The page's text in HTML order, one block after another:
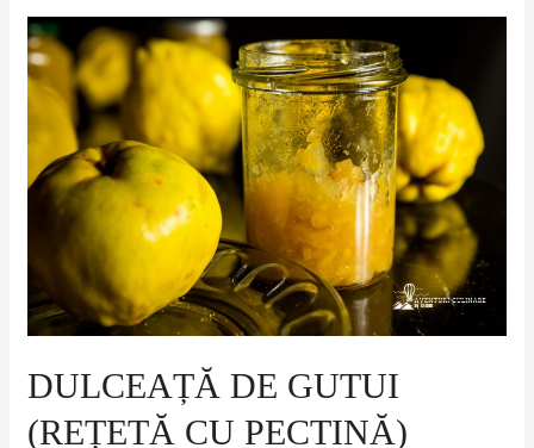
DULCEAȚĂ DE GUTUI
(REȚETĂ CU PECTINĂ)
Dulceață
de
gutui
(rețetă
cu
pectină)